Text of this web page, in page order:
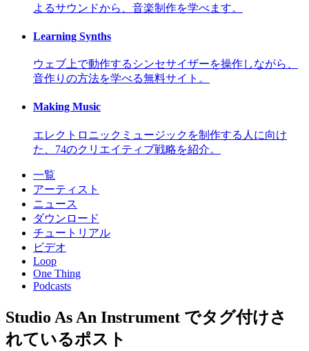
よるサウンドから、音楽制作を学べます。
Learning Synths
ウェブ上で動作するシンセサイザーを操作しながら、
音作りの方法を学べる無料サイト。
Making Music
エレクトロニックミュージックを制作する人に向け
た、74のクリエイティブ戦略を紹介。
一覧
アーティスト
ニュース
ダウンロード
チュートリアル
ビデオ
Loop
One Thing
Podcasts
Studio As An Instrument でタグ付けさ
れているポスト